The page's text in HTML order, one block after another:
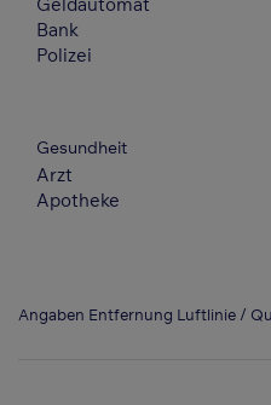
Geldautomat
Bank
Polizei
Gesundheit
Arzt
Apotheke
Angaben Entfernung Luftlinie /